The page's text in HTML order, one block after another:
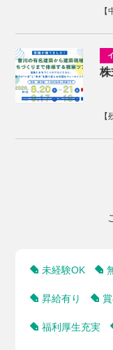
株
未経験OK
昇給有り
福利厚生充実